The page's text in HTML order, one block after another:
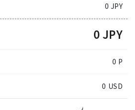
0 JPY
0 JPY
0 P
0 USD